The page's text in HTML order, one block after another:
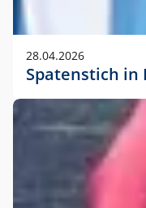
28.04.2026
Spatenstich in